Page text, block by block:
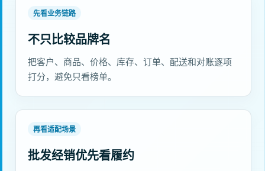
先看业务链路
不只比较品牌名
把客户、商品、价格、库存、订单、配送和对账逐项
打分，避免只看榜单。
再看适配场景
批发经销优先看履约